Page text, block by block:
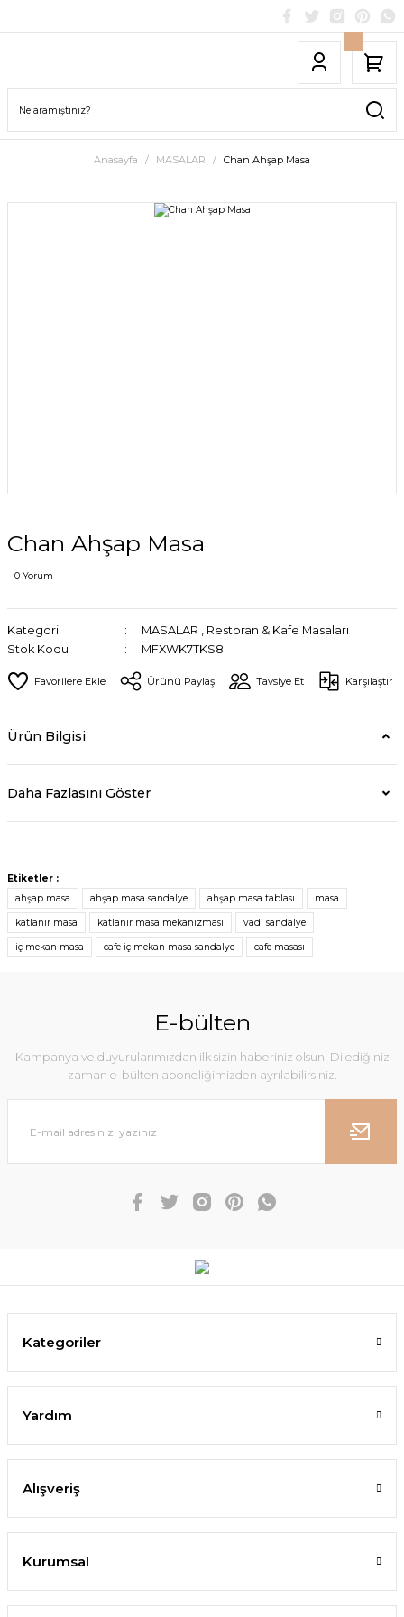
Anasayfa MASALAR Chan Ahşap Masa
Chan Ahşap Masa
0 Yorum
Kategori MASALAR , Restoran & Kafe Masaları
Stok Kodu
MFXWK7TKS8
Ürünü Paylaş Tavsiye Et Karşılaştır
Ürün Bilgisi
Daha Fazlasını Göster
Etiketler :
ahşap masa
ahşap masa sandalye ahşap masa tablası masa
katlanır masa katlanır masa mekanizması vadi sandalye
iç mekan masa cafe iç mekan masa sandalye cafe masası
E-bülten
Kampanya ve duyurularımızdan ilk sizin haberiniz olsun! Dilediğiniz
zaman e-bülten aboneliğimizden ayrılabilirsiniz.
Kategoriler
Yardım
Alışveriş
Kurumsal